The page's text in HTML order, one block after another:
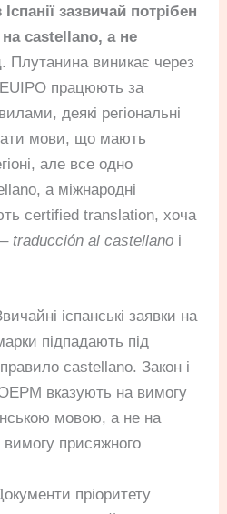
зазвичай потрібен
castellano, а не
. Плутанина виникає через
працюють за
деякі регіональні
мови, що мають
але все одно
а міжнародні
certified translation, хоча
–traducción al castellano і
іспанські заявки на
підпадають під
castellano. Закон і
вказують на вимогу
мовою, а не на
присяжного
пріоритету